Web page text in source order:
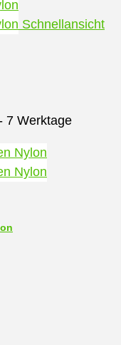
Schnellansicht
7 Werktage